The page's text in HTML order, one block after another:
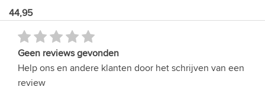
44,95
Geen reviews gevonden
Help ons en andere klanten door het schrijven van een
review